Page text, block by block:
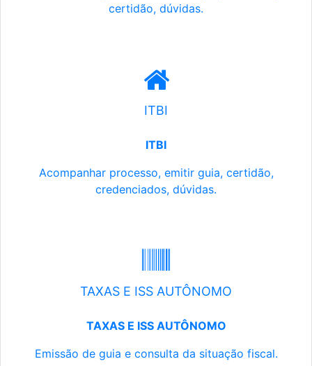
certidão, dúvidas.
ITBI
ITBI
Acompanhar processo, emitir guia, certidão,
credenciados, dúvidas.
TAXAS E ISS AUTÔNOMO
TAXAS E ISS AUTÔNOMO
Emissão de guia e consulta da situação fiscal.